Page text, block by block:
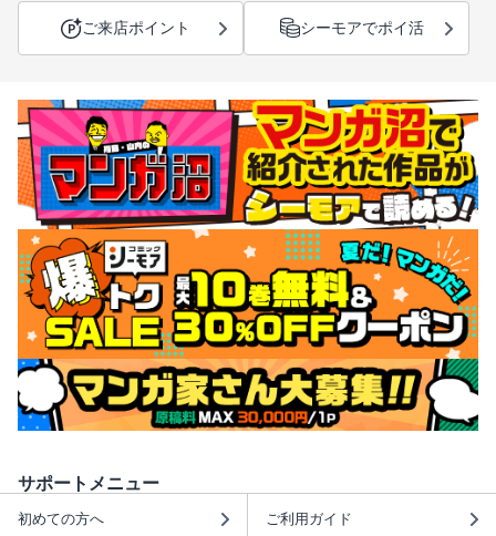
ご来店ポイント シーモアでポイ活
サポートメニュー
初めての方へ ご利用ガイド